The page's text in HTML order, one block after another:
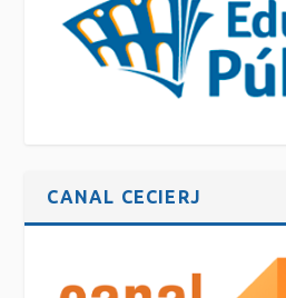
CANAL CECIERJ